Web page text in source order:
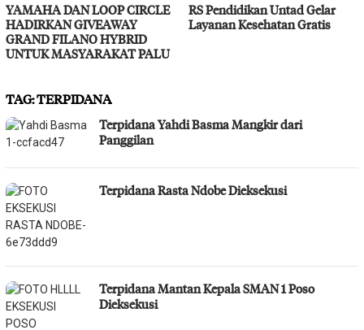
YAMAHA DAN LOOP CIRCLE
HADIRKAN GIVEAWAY
GRAND FILANO HYBRID
UNTUK MASYARAKAT PALU
RS Pendidikan Untad Gelar
Layanan Kesehatan Gratis
TAG:TERPIDANA
Terpidana Yahdi Basma Mangkir dari
Panggilan
Terpidana Rasta Ndobe Dieksekusi
Terpidana Mantan Kepala SMAN 1 Poso
Dieksekusi